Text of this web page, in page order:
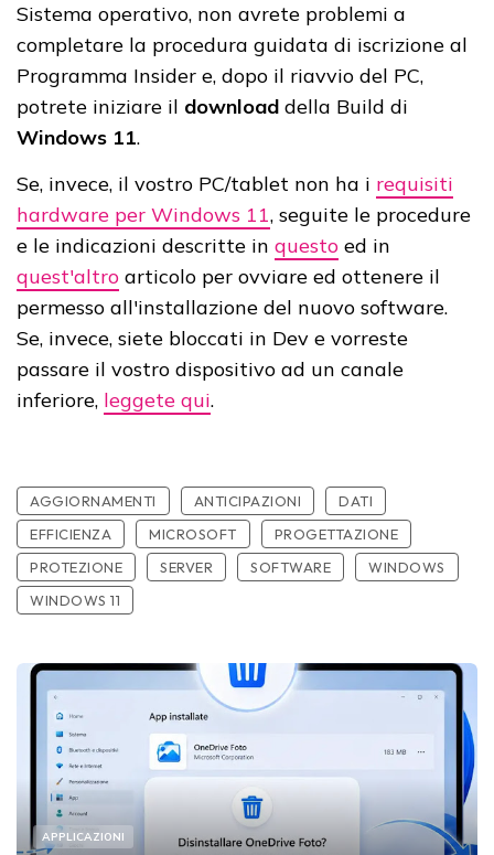
Sistema operativo, non avrete problemi a
completare la procedura guidata di iscrizione al
Programma Insider e, dopo il riavvio del PC,
potrete iniziare il download della Build di
Windows 11.
Se, invece, il vostro PC/tablet non ha i requisiti
hardware per Windows 11, seguite le procedure
e le indicazioni descritte in questo ed in
quest'altro articolo per ovviare ed ottenere il
permesso all'installazione del nuovo software.
Se, invece, siete bloccati in Dev e vorreste
passare il vostro dispositivo ad un canale
inferiore, leggete qui.
AGGIORNAMENTI ANTICIPAZIONI
DATI
EFFICIENZA
MICROSOFT
PROGETTAZIONE
PROTEZIONE
SERVER SOFTWARE
WINDOWS
WINDOWS 11
APPLICAZIONI